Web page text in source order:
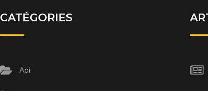
CATÉGORIES
Api